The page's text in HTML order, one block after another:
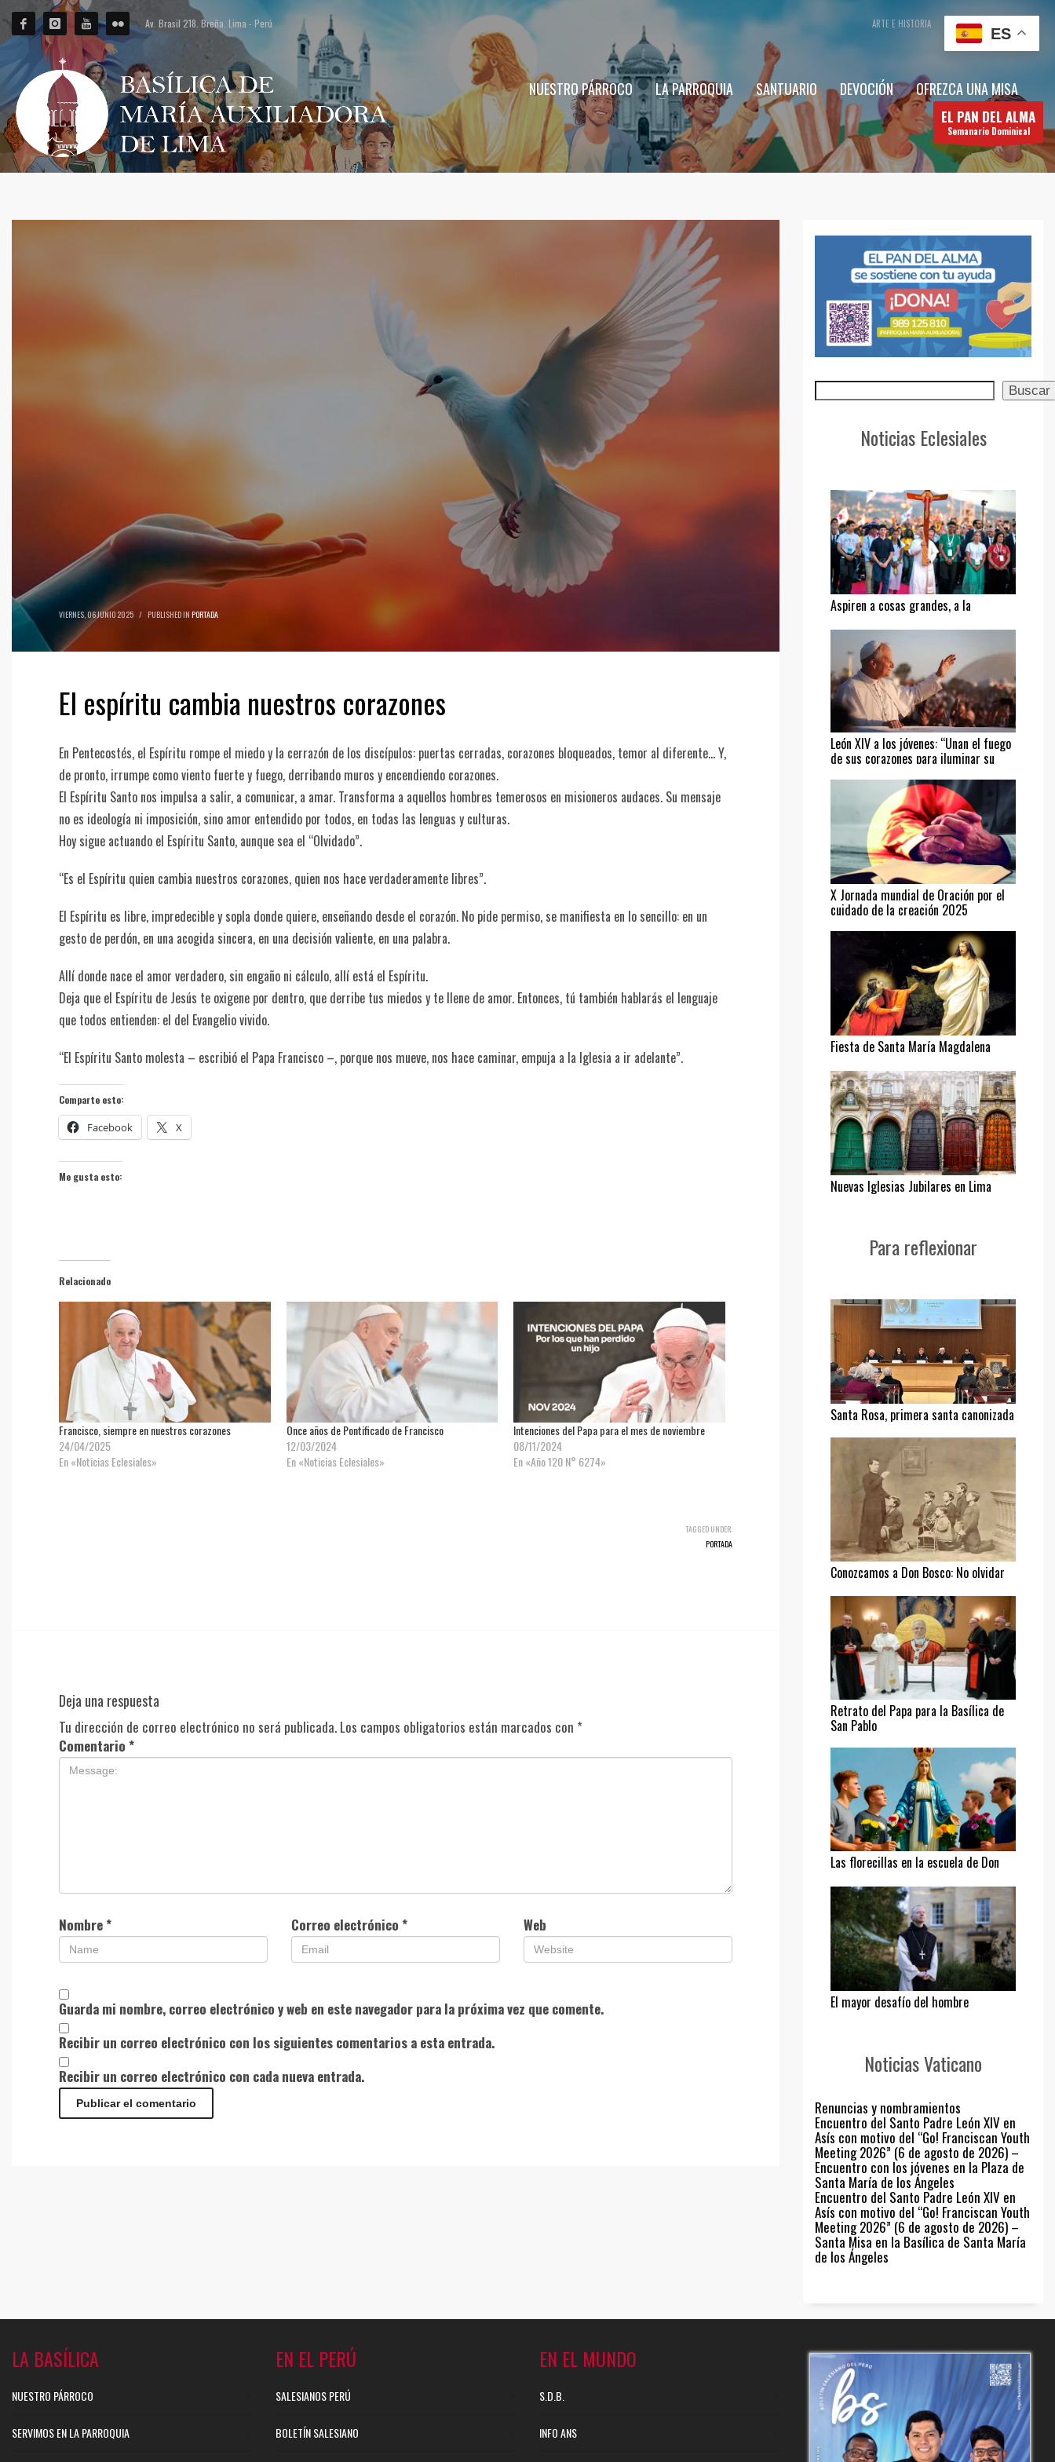
Av. Brasil 218. Breña. Lima - Perú ARTE E HISTORIA CONTÁCTENOS
NUESTRO PÁRROCO LA PARROQUIA SANTUARIO DEVOCIÓN OFREZCA UNA MISA
EL PAN DEL ALMA
Semanario Dominical
VIERNES, 06 JUNIO 2025 / PUBLISHED IN PORTADA
El espíritu cambia nuestros corazones
En Pentecostés, el Espíritu rompe el miedo y la cerrazón de los discípulos: puertas cerradas, corazones bloqueados, temor al diferente… Y,
de pronto, irrumpe como viento fuerte y fuego, derribando muros y encendiendo corazones.
El Espíritu Santo nos impulsa a salir, a comunicar, a amar. Transforma a aquellos hombres temerosos en misioneros audaces. Su mensaje
no es ideología ni imposición, sino amor entendido por todos, en todas las lenguas y culturas.
Hoy sigue actuando el Espíritu Santo, aunque sea el “Olvidado”.
“Es el Espíritu quien cambia nuestros corazones, quien nos hace verdaderamente libres”.
El Espíritu es libre, impredecible y sopla donde quiere, enseñando desde el corazón. No pide permiso, se manifiesta en lo sencillo: en un
gesto de perdón, en una acogida sincera, en una decisión valiente, en una palabra.
Allí donde nace el amor verdadero, sin engaño ni cálculo, allí está el Espíritu.
Deja que el Espíritu de Jesús te oxigene por dentro, que derribe tus miedos y te llene de amor. Entonces, tú también hablarás el lenguaje
que todos entienden: el del Evangelio vivido.
“El Espíritu Santo molesta – escribió el Papa Francisco –, porque nos mueve, nos hace caminar, empuja a la Iglesia a ir adelante”.
Comparte esto:
Facebook X
Me gusta esto:
Relacionado
Francisco, siempre en nuestros corazones
24/04/2025
En «Noticias Eclesiales»
Once años de Pontificado de Francisco
12/03/2024
En «Noticias Eclesiales»
Intenciones del Papa para el mes de noviembre
08/11/2024
En «Año 120 N° 6274»
TAGGED UNDER:
PORTADA
Deja una respuesta
Tu dirección de correo electrónico no será publicada. Los campos obligatorios están marcados con *
Comentario *
Nombre* Correo electrónico * Web
Guarda mi nombre, correo electrónico y web en este navegador para la próxima vez que comente.
Recibir un correo electrónico con los siguientes comentarios a esta entrada.
Recibir un correo electrónico con cada nueva entrada.
Buscar Buscar
Noticias Eclesiales
Aspiren a cosas grandes, a la
León XIV a los jóvenes: “Unan el fuego
de sus corazones para iluminar su
X Jornada mundial de Oración por el
cuidado de la creación 2025
Fiesta de Santa María Magdalena
Nuevas Iglesias Jubilares en Lima
Para reflexionar
Santa Rosa, primera santa canonizada
Conozcamos a Don Bosco: No olvidar
Retrato del Papa para la Basílica de
San Pablo
Las florecillas en la escuela de Don
El mayor desafío del hombre
Noticias Vaticano
Renuncias y nombramientos
Encuentro del Santo Padre León XIV en
Asís con motivo del “Go! Franciscan Youth
Meeting 2026” (6 de agosto de 2026) –
Encuentro con los jóvenes en la Plaza de
Santa María de los Ángeles
Encuentro del Santo Padre León XIV en
Asís con motivo del “Go! Franciscan Youth
Meeting 2026” (6 de agosto de 2026) –
Santa Misa en la Basílica de Santa María
de los Ángeles
LA BASÍLICA
NUESTRO PÁRROCO
SERVIMOS EN LA PARROQUIA
EN EL PERÚ
SALESIANOS PERÚ
BOLETÍN SALESIANO
EN EL MUNDO
S.D.B.
INFO ANS
ES